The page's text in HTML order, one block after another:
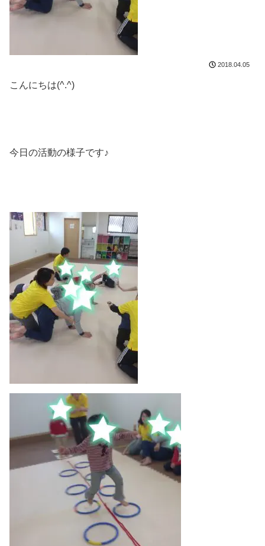
2018.04.05
こんにちは(^.^)
今日の活動の様子です♪